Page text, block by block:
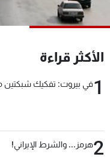
الأكثر قراءة
1في بيروت: تفكيك شبكتين
2هرمز... والشرط الإيراني!
شاهد البرامج
الترددات
عن MTV
لاعلاناتكم